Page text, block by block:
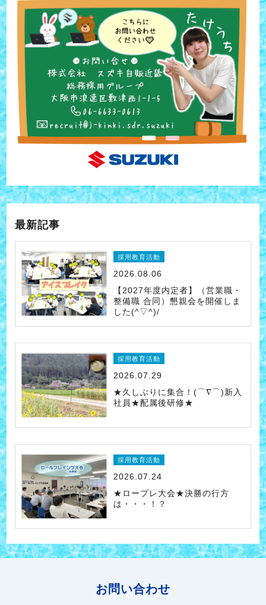
最新記事
採用教育活動
2026.08.06
【2027年度内定者】（営業職・
整備職 合同）懇親会を開催しま
した(^▽^)/
採用教育活動
2026.07.29
★久しぶりに集合！(⌒∇⌒)新入
社員★配属後研修★
採用教育活動
2026.07.24
★ロープレ大会★決勝の行方
は・・・！？
お問い合わせ